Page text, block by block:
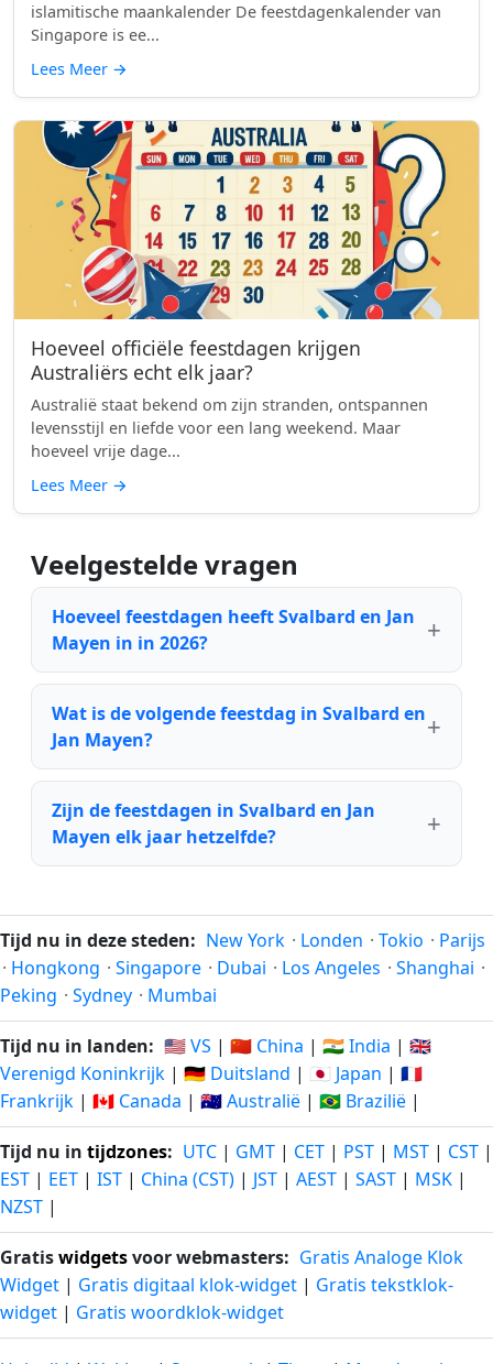
islamitische maankalender De feestdagenkalender van
Singapore is ee...
Lees Meer →
Hoeveel officiële feestdagen krijgen
Australiërs echt elk jaar?
Australië staat bekend om zijn stranden, ontspannen
levensstijl en liefde voor een lang weekend. Maar
hoeveel vrije dage...
Lees Meer →
Veelgestelde vragen
Hoeveel feestdagen heeft Svalbard en Jan
Mayen in in 2026?
Wat is de volgende feestdag in Svalbard en
Jan Mayen?
Zijn de feestdagen in Svalbard en Jan
Mayen elk jaar hetzelfde?
Tijd nu in deze steden: New York · Londen · Tokio · Parijs
· Hongkong · Singapore · Dubai · Los Angeles · Shanghai ·
Peking · Sydney · Mumbai
Tijd nu in landen: 🇺🇸 VS | 🇨🇳 China | 🇮🇳 India | 🇬🇧
Verenigd Koninkrijk | 🇩🇪 Duitsland | 🇯🇵 Japan | 🇫🇷
Frankrijk | 🇨🇦 Canada | 🇦🇺 Australië | 🇧🇷 Brazilië |
Tijd nu in tijdzones: UTC | GMT | CET | PST | MST | CST |
EST | EET | IST | China (CST) | JST | AEST | SAST | MSK |
NZST |
Gratiswidgetsvoor webmasters: Gratis Analoge Klok
Widget | Gratis digitaal klok-widget | Gratis tekstklok-
widget | Gratis woordklok-widget